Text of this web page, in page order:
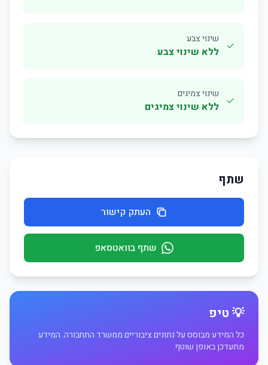
✓
שינוי צבע
ללא שינוי צבע
✓
שינוי צמיגים
ללא שינוי צמיגים
שתף
העתק קישור
שתף בוואטסאפ
💡 טיפ
כל המידע מבוסס על נתונים ציבוריים ממשרד התחבורה. המידע
מתעדכן באופן שוטף.